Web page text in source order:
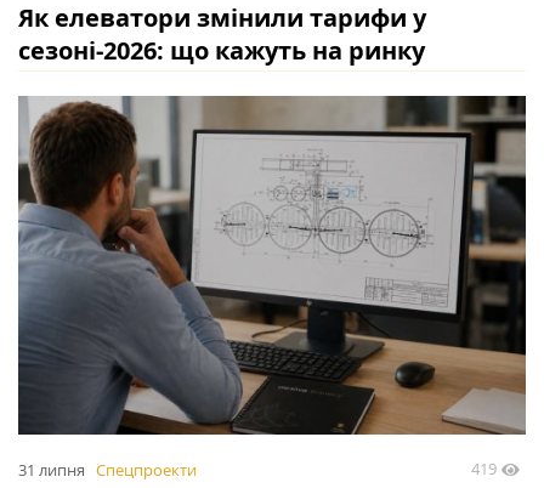
Як елеватори змінили тарифи у
сезоні-2026: що кажуть на ринку
31 липня Спецпроекти 419